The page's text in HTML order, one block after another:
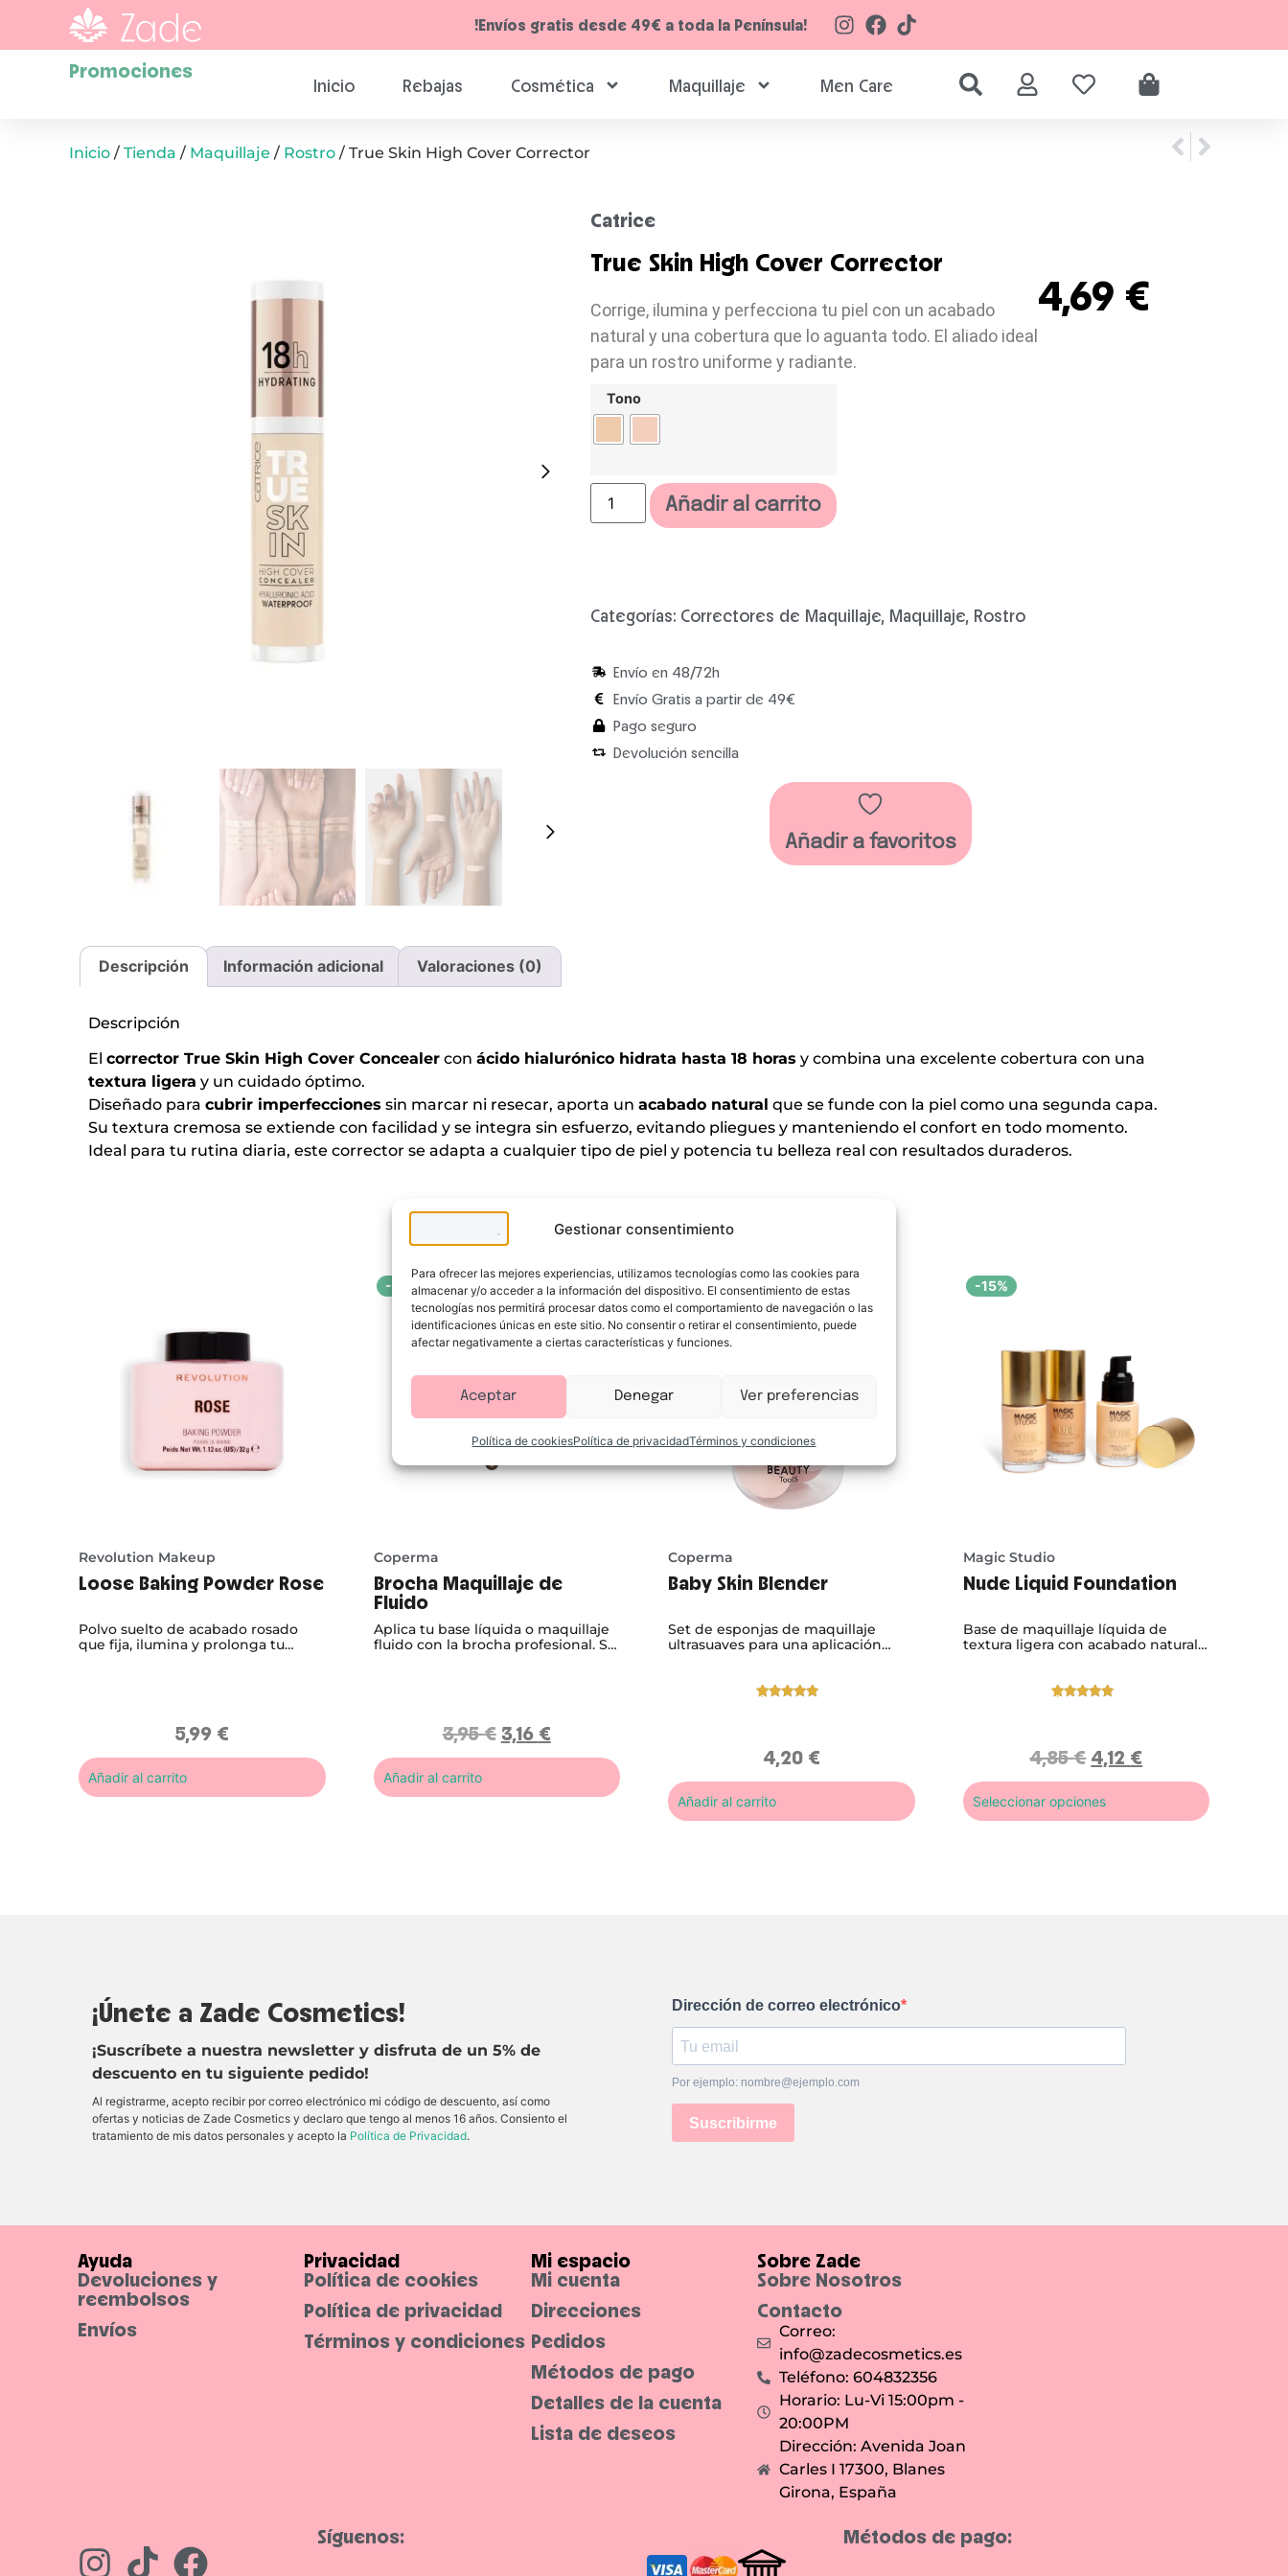
Gestionar consentimiento
Para ofrecer las mejores experiencias, utilizamos tecnologías como las cookies para
almacenar y/o acceder a la información del dispositivo. El consentimiento de estas
tecnologías nos permitirá procesar datos como el comportamiento de navegación o las
identificaciones únicas en este sitio. No consentir o retirar el consentimiento, puede
afectar negativamente a ciertas características y funciones.
Aceptar Denegar Ver preferencias
Política de cookiesPolítica de privacidadTérminos y condiciones
!Envíos gratis desde 49€ a toda la Península!
Promociones
Inicio Rebajas Cosmética Maquillaje Men Care
Inicio / Tienda / Maquillaje / Rostro / True Skin High Cover Corrector
Catrice
True Skin High Cover Corrector
Corrige, ilumina y perfecciona tu piel con un acabado
natural y una cobertura que lo aguanta todo. El aliado ideal
para un rostro uniforme y radiante.
4,69 €
Tono
Añadir al carrito
Categorías: Correctores de Maquillaje, Maquillaje, Rostro
Envío en 48/72h
Envío Gratis a partir de 49€
Pago seguro
Devolución sencilla
Añadir a favoritos
Descripción Información adicional Valoraciones (0)
Descripción
El corrector True Skin High Cover Concealer con ácido hialurónico hidrata hasta 18 horas y combina una excelente cobertura con una
textura ligera y un cuidado óptimo.
Diseñado para cubrir imperfecciones sin marcar ni resecar, aporta un acabado natural que se funde con la piel como una segunda capa.
Su textura cremosa se extiende con facilidad y se integra sin esfuerzo, evitando pliegues y manteniendo el confort en todo momento.
Ideal para tu rutina diaria, este corrector se adapta a cualquier tipo de piel y potencia tu belleza real con resultados duraderos.
Te puede interesar
Revolution Makeup
Loose Baking Powder Rose
Polvo suelto de acabado rosado
que fija, ilumina y prolonga tu
5,99 €
Añadir al carrito
-20%
Coperma
Brocha Maquillaje de
Fluido
Aplica tu base líquida o maquillaje
fluido con la brocha profesional. Su
3,95€ 3,16 €
Añadir al carrito
Coperma
Baby Skin Blender
Set de esponjas de maquillaje
ultrasuaves para una aplicación
valoración
de un
4,20 €
Añadir al carrito
-15%
Magic Studio
Nude Liquid Foundation
Base de maquillaje líquida de
textura ligera con acabado natural.
valoración
de un
4,85€ 4,12 €
Seleccionar opciones
¡Únete a Zade Cosmetics!
¡Suscríbete a nuestra newsletter y disfruta de un 5% de
descuento en tu siguiente pedido!
Al registrarme, acepto recibir por correo electrónico mi código de descuento, así como
ofertas y noticias de Zade Cosmetics y declaro que tengo al menos 16 años. Consiento el
tratamiento de mis datos personales y acepto la Política de Privacidad.
Dirección de correo electrónico
Por ejemplo: nombre@ejemplo.com
Suscribirme
Ayuda
Devoluciones y
reembolsos
Envíos
Privacidad
Política de cookies
Política de privacidad
Términos y condiciones
Mi espacio
Mi cuenta
Direcciones
Pedidos
Métodos de pago
Detalles de la cuenta
Lista de deseos
Sobre Zade
Sobre Nosotros
Contacto
Correo:
info@zadecosmetics.es
Teléfono: 604832356
Horario: Lu-Vi 15:00pm -
20:00PM
Dirección: Avenida Joan
Carles I 17300, Blanes
Girona, España
Síguenos: Métodos de pago: